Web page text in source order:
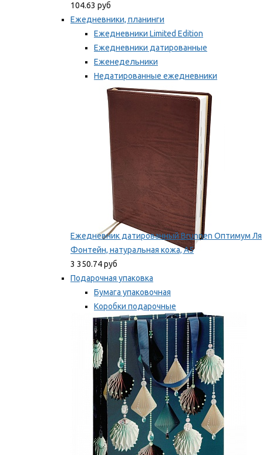
104.63 руб
Ежедневники, планинги
Ежедневники Limited Edition
Ежедневники датированные
Еженедельники
Недатированные ежедневники
Планинги
Мы рекомендуем
Ежедневник датированный Brunnen Оптимум Ля
Фонтейн, натуральная кожа, А5
3 350.74 руб
Подарочная упаковка
Бумага упаковочная
Коробки подарочные
Ленты, бобины
Мы рекомендуем